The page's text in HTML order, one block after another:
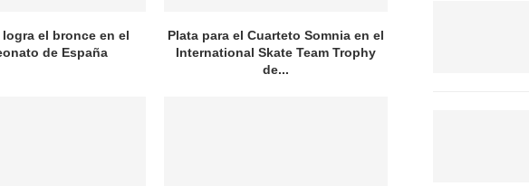
logra el bronce en el
de España
Plata para el Cuarteto Somnia en el
International Skate Team Trophy
de...